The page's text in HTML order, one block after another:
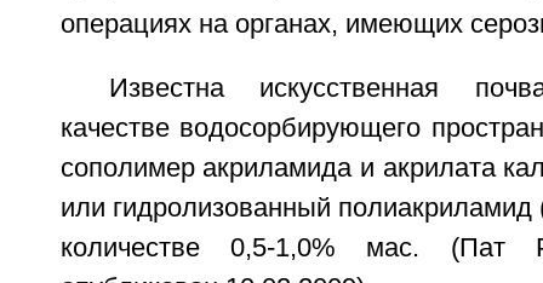
операциях на органах, имеющих
Известна искусственная
качестве водосорбирующего
сополимер акриламида и акрилата
или гидролизованный
количестве 0,5-1,0% мас.